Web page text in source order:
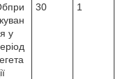
у
30 1